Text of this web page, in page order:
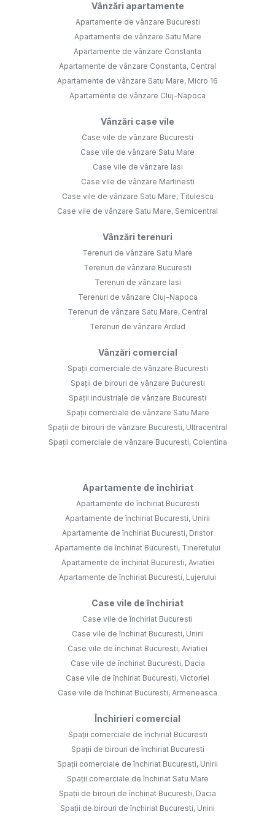
Vânzări apartamente
Apartamente de vânzare Bucuresti
Apartamente de vânzare Satu Mare
Apartamente de vânzare Constanta
Apartamente de vânzare Constanta, Central
Apartamente de vânzare Satu Mare, Micro 16
Apartamente de vânzare Cluj-Napoca
Vânzări case vile
Case vile de vânzare Bucuresti
Case vile de vânzare Satu Mare
Case vile de vânzare Iasi
Case vile de vânzare Martinesti
Case vile de vânzare Satu Mare, Titulescu
Case vile de vânzare Satu Mare, Semicentral
Vânzări terenuri
Terenuri de vânzare Satu Mare
Terenuri de vânzare Bucuresti
Terenuri de vânzare Iasi
Terenuri de vânzare Cluj-Napoca
Terenuri de vânzare Satu Mare, Central
Terenuri de vânzare Ardud
Vânzări comercial
Spații comerciale de vânzare Bucuresti
Spații de birouri de vânzare Bucuresti
Spații industriale de vânzare Bucuresti
Spații comerciale de vânzare Satu Mare
Spații de birouri de vânzare Bucuresti, Ultracentral
Spații comerciale de vânzare Bucuresti, Colentina
Apartamente de închiriat
Apartamente de închiriat Bucuresti
Apartamente de închiriat Bucuresti, Unirii
Apartamente de închiriat Bucuresti, Dristor
Apartamente de închiriat Bucuresti, Tineretului
Apartamente de închiriat Bucuresti, Aviatiei
Apartamente de închiriat Bucuresti, Lujerului
Case vile de închiriat
Case vile de închiriat Bucuresti
Case vile de închiriat Bucuresti, Unirii
Case vile de închiriat Bucuresti, Aviatiei
Case vile de închiriat Bucuresti, Dacia
Case vile de închiriat Bucuresti, Victoriei
Case vile de închiriat Bucuresti, Armeneasca
Închirieri comercial
Spații comerciale de închiriat Bucuresti
Spații de birouri de închiriat Bucuresti
Spații comerciale de închiriat Bucuresti, Unirii
Spații comerciale de închiriat Satu Mare
Spații de birouri de închiriat Bucuresti, Dacia
Spații de birouri de închiriat Bucuresti, Unirii